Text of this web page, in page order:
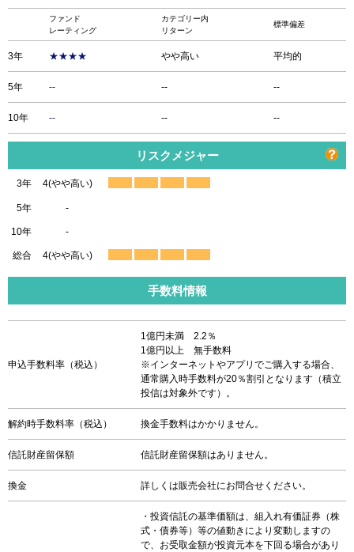
ファンド
レーティング
カテゴリー内
リターン
標準偏差
3年 ★★★★ やや高い 平均的
5年 -- -- --
10年 -- -- --
リスクメジャー
3年
5年
10年
総合
4(やや高い)
-
-
4(やや高い)
手数料情報
申込手数料率（税込）
1億円未満 2.2％
1億円以上 無手数料
※インターネットやアプリでご購入する場合、
通常購入時手数料が20％割引となります（積立
投信は対象外です）。
解約時手数料率（税込） 換金手数料はかかりません。
信託財産留保額 信託財産留保額はありません。
換金 詳しくは販売会社にお問合せください。
・投資信託の基準価額は、組入れ有価証券（株
式・債券等）等の値動きにより変動しますの
で、お受取金額が投資元本を下回る場合があり